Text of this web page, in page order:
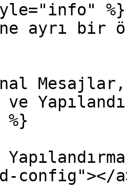
%}
ayrı bir
config"></